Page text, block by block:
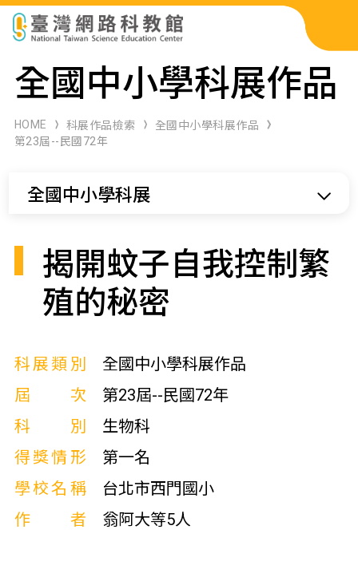
科展作品檢索
科學研習月刊
全國中小學科展作品
HOME 科展作品檢索
全國中小學科展作品
第23屆--民國72年
全國中小學科展
揭開蚊子自我控制繁
殖的秘密
科展類別
全國中小學科展作品
屆次
第23屆--民國72年
科別
生物科
得獎情形
第一名
學校名稱
台北市西門國小
作者
翁阿大等5人